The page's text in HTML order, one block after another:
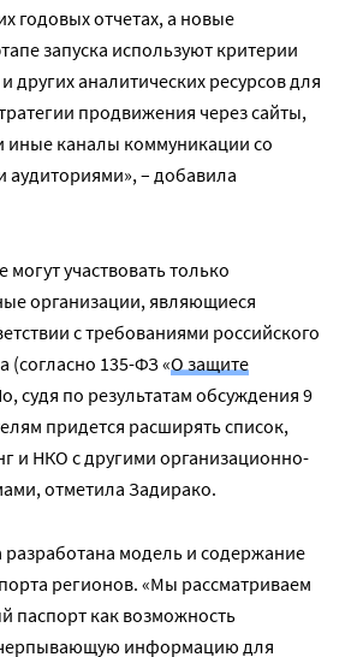
годовых отчетах, а новые
запуска используют критерии
других аналитических ресурсов для
продвижения через сайты,
иные каналы коммуникации со
– добавила
могут участвовать только
организации, являющиеся
с требованиями российского
(согласно 135-ФЗ «О защите
судя по результатам обсуждения 9
придется расширять список,
и НКО с другими организационно-
отметила Задирако.
модель и содержание
регионов. «Мы рассматриваем
паспорт как возможность
информацию для